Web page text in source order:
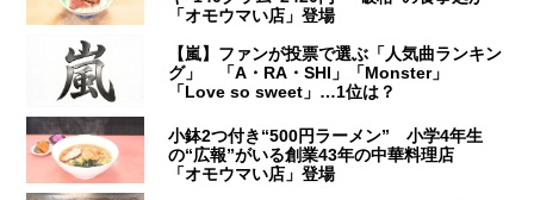
「オモウマい店」登場
【嵐】ファンが投票で選ぶ「人気曲ランキン
グ」 「A・RA・SHI」「Monster」
「Love so sweet」…1位は？
小鉢2つ付き“500円ラーメン” 小学4年生
の“広報”がいる創業43年の中華料理店
「オモウマい店」登場